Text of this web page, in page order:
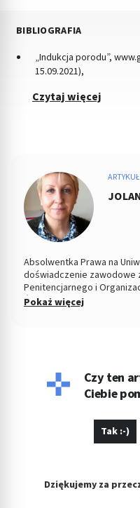
BIBLIOGRAFIA
„Indukcja porodu”,
15.09.2021),
Czytaj więcej
Absolwentka Prawa na
doświadczenie zawodowe
Penitencjarnego i
Śledczym w Łodzi. Od
Pokaż więcej
Czy ten
Ciebie
Tak :-)
Dziękujemy za